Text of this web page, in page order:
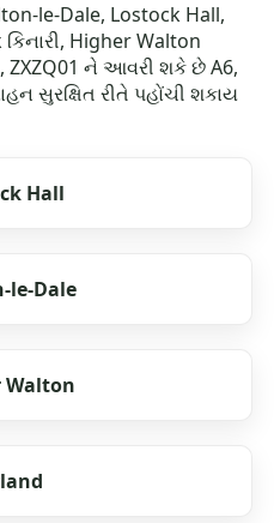
le-Dale, Lostock Hall,
Higher Walton
ZXZQ01 ને આવરી શકે છે A6,
સુરક્ષિત રીતે પહોંચી શકાય
Hall
le-Dale
Walton